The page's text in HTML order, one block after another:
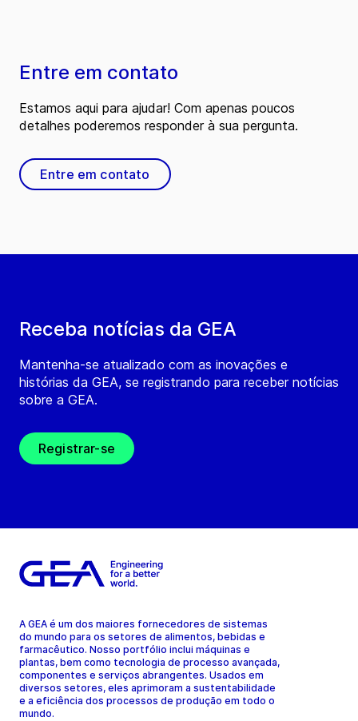
Receba notícias da GEA
Mantenha-se atualizado com as inovações e
histórias da GEA, se registrando para receber notícias
sobre a GEA.
Registrar-se
Entre em contato
Estamos aqui para ajudar! Com apenas poucos
detalhes poderemos responder à sua pergunta.
Entre em contato
A GEA é um dos maiores fornecedores de sistemas
do mundo para os setores de alimentos, bebidas e
farmacêutico. Nosso portfólio inclui máquinas e
plantas, bem como tecnologia de processo avançada,
componentes e serviços abrangentes. Usados em
diversos setores, eles aprimoram a sustentabilidade
e a eficiência dos processos de produção em todo o
mundo.